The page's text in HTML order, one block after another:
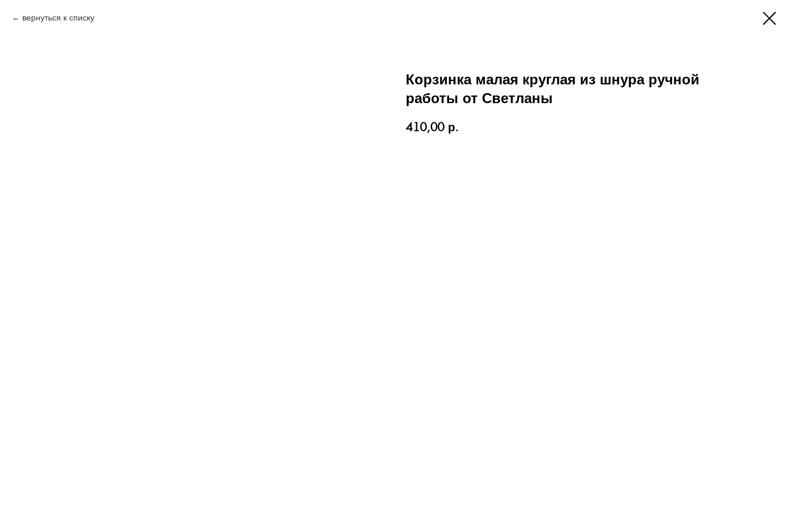
вернуться к списку
Корзинка малая круглая из шнура ручной
работы от Светланы
410,00 р.